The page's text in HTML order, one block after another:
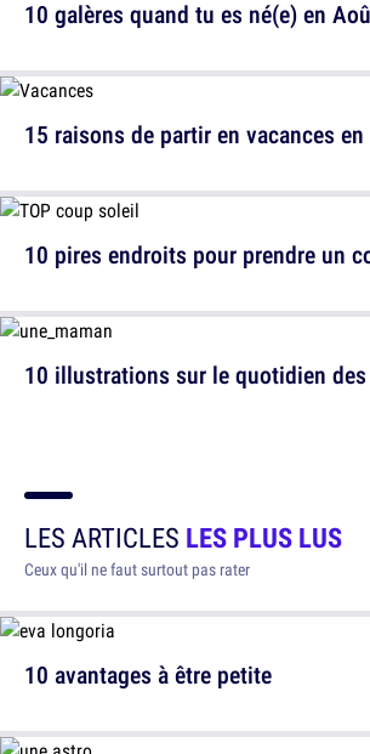
10 galères quand tu es né(e) en
10 pires endroits pour prendre un
15 raisons de partir en vacances
10 illustrations sur le quotidien
LES ARTICLES LES PLUS LUS
Ceux qu'il ne faut surtout pas rater
10 avantages à être petite